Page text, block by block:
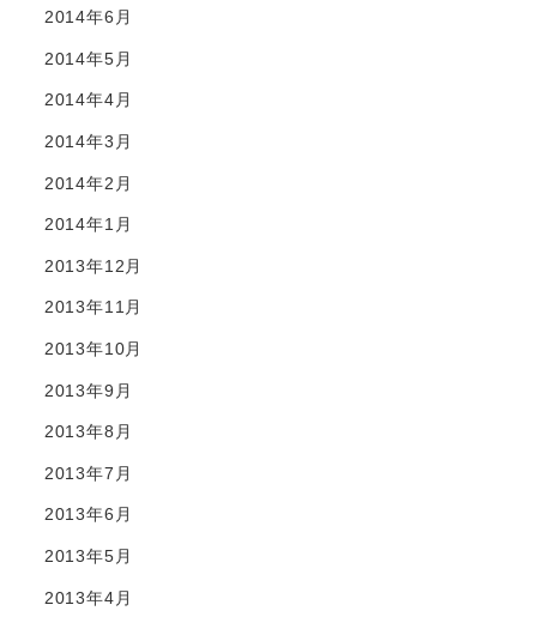
2014年6月
2014年5月
2014年4月
2014年3月
2014年2月
2014年1月
2013年12月
2013年11月
2013年10月
2013年9月
2013年8月
2013年7月
2013年6月
2013年5月
2013年4月